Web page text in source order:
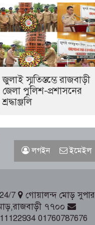
জুলাই স্মৃতিস্তম্ভে রাজবাড়ী
জেলা পুলিশ-প্রশাসনের
শ্রদ্ধাঞ্জলি
লগইন ইমেইল
7
গোয়ালন্দ মোড় সুপার
৭৭০০
01760787676